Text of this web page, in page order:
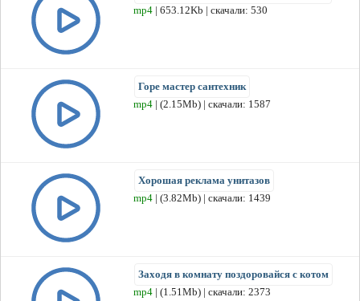
mp4 | 653.12Kb | скачали: 530
Горе мастер сантехник
mp4 | (2.15Mb) | скачали: 1587
Хорошая реклама унитазов
mp4 | (3.82Mb) | скачали: 1439
Заходя в комнату поздоровайся с котом
mp4 | (1.51Mb) | скачали: 2373